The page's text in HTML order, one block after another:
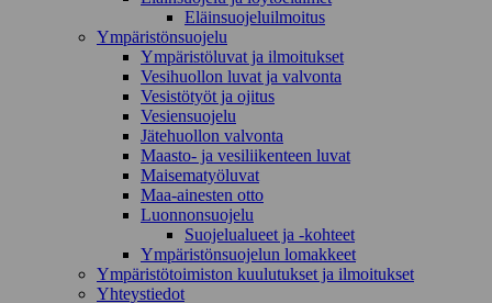
Eläinsuojeluilmoitus
Ympäristönsuojelu
Ympäristöluvat ja ilmoitukset
Vesihuollon luvat ja valvonta
Vesistötyöt ja ojitus
Vesiensuojelu
Jätehuollon valvonta
Maasto- ja vesiliikenteen luvat
Maisematyöluvat
Maa-ainesten otto
Luonnonsuojelu
Suojelualueet ja -kohteet
Ympäristönsuojelun lomakkeet
Ympäristötoimiston kuulutukset ja ilmoitukset
Yhteystiedot